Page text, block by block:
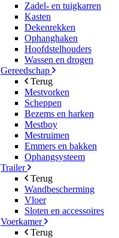
Zadel- en tuigkarren
Kasten
Dekenrekken
Ophanghaken
Hoofdstelhouders
Wassen en drogen
Gereedschap
Terug
Mestvorken
Scheppen
Bezems en harken
Mestboy
Mestruimen
Emmers en bakken
Ophangsysteem
Trailer
Terug
Wandbescherming
Vloer
Sloten en accessoires
Voerkamer
Terug